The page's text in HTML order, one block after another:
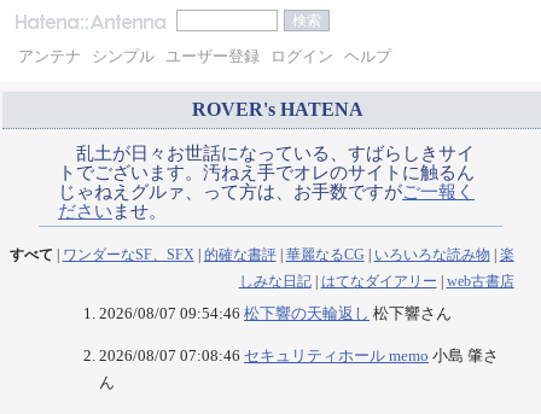
アンテナ シンプル ユーザー登録 ログイン ヘルプ
ROVER's HATENA
乱土が日々お世話になっている、すばらしきサイ
トでございます。汚ねえ手でオレのサイトに触るん
じゃねえグルァ、って方は、お手数ですがご一報く
ださい ませ。
すべて ワンダーなSF、SFX| 的確な書評| 華麗なるCG いろいろな読み物
楽
しみな日記| はてなダイアリー web古書店
2026/08/07 09:54:46 松下響の天輪返し 松下響さん
2026/08/07 07:08:46 セキュリティホール memo 小島 肇さ
ん